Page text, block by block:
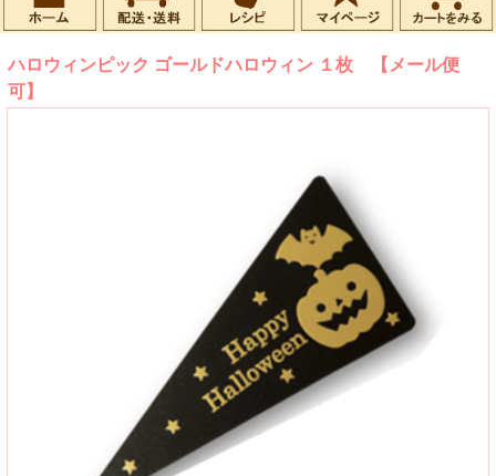
ハロウィンピック ゴールドハロウィン １枚 【メール便
可】